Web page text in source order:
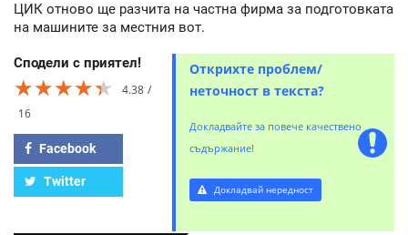
ЦИК отново ще разчита на частна фирма за подготовката
на машините за местния вот.
Сподели с приятел!
★★★★★
★★★★★
★★★★★
4.38
16
Facebook
Twitter
Открихте проблем/
неточност в текста?
Докладвайте за повече качествено
съдържание!
Докладвай нередност